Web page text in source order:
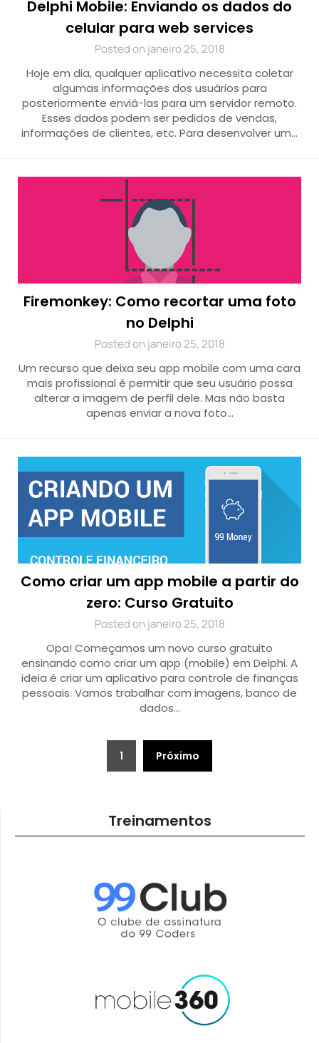
Delphi Mobile: Enviando os dados do
celular para web services
Posted on janeiro 25, 2018
Hoje em dia, qualquer aplicativo necessita coletar
algumas informações dos usuários para
posteriormente enviá-las para um servidor remoto.
Esses dados podem ser pedidos de vendas,
informações de clientes, etc. Para desenvolver um…
Firemonkey: Como recortar uma foto
no Delphi
Posted on janeiro 25, 2018
Um recurso que deixa seu app mobile com uma cara
mais profissional é permitir que seu usuário possa
alterar a imagem de perfil dele. Mas não basta
apenas enviar a nova foto…
Como criar um app mobile a partir do
zero: Curso Gratuito
Posted on janeiro 25, 2018
Opa! Começamos um novo curso gratuito
ensinando como criar um app (mobile) em Delphi. A
ideia é criar um aplicativo para controle de finanças
pessoais. Vamos trabalhar com imagens, banco de
dados…
1 Próximo
Treinamentos